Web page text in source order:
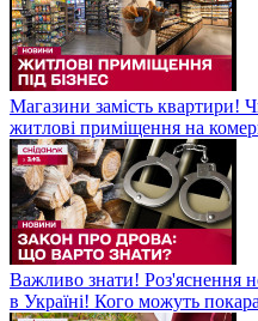
Магазини замість квартири!
житлові приміщення на
Важливо знати! Роз'яснення
в Україні! Кого можуть